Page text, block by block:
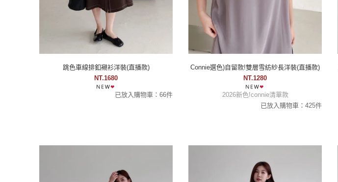
跳色車線排釦襯衫洋裝(直播款)
NT.1680
已放入購物車：66件
Connie選色)自留款!雙層雪紡紗長洋裝(直播款)
NT.1280
2026新色!connie清單款
已放入購物車：425件